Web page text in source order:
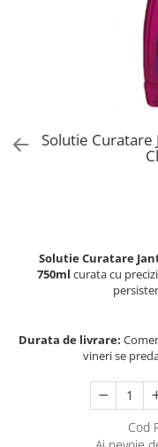
Bord | Plastice
Parfumuri | Odorizante
CEARA | SEALANT |
PROTECTIE | COATING
LAVETE | PROSOAPE
ACCESORII |
Solutie Curatare
Solutie Curatare
750ml curata cu
Durata de livrare:
vineri se
Cod